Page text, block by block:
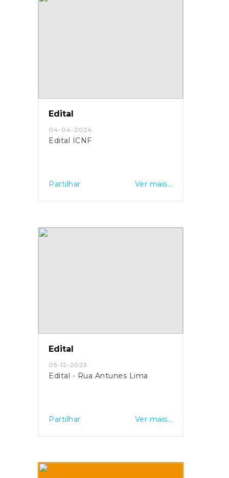
Edital
04-04-2024
Edital ICNF
Partilhar Ver mais...
Edital
05-12-2023
Edital - Rua Antunes Lima
Partilhar Ver mais...